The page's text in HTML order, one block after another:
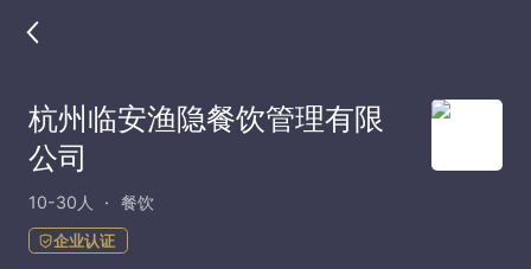
杭州临安渔隐餐饮管理有限
公司
10-30人 餐饮
企业认证